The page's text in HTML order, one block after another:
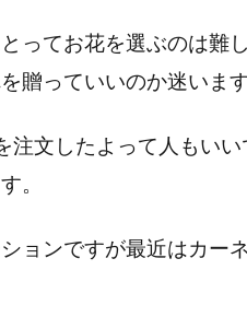
ってお花を選ぶのは難
贈っていいのか迷います
注文したよって人もい
。
ョンですが最近はカー